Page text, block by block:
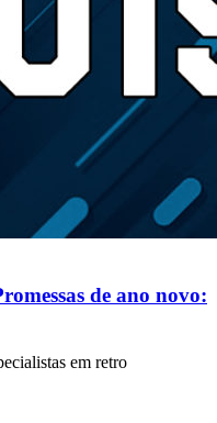
de ano novo:
em retro